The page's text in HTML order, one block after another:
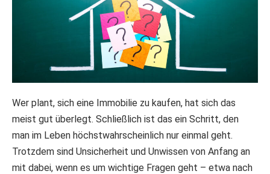
Wer plant, sich eine Immobilie zu kaufen, hat sich das
meist gut überlegt. Schließlich ist das ein Schritt, den
man im Leben höchstwahrscheinlich nur einmal geht.
Trotzdem sind Unsicherheit und Unwissen von Anfang an
mit dabei, wenn es um wichtige Fragen geht – etwa nach